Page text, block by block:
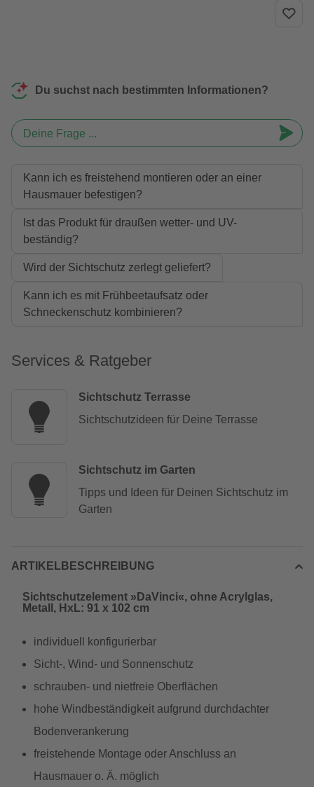
Du suchst nach bestimmten Informationen?
Deine Frage ...
Kann ich es freistehend montieren oder an einer
Hausmauer befestigen?
Ist das Produkt für draußen wetter- und UV-
beständig?
Wird der Sichtschutz zerlegt geliefert?
Kann ich es mit Frühbeetaufsatz oder
Schneckenschutz kombinieren?
Services & Ratgeber
Sichtschutz Terrasse
Sichtschutzideen für Deine Terrasse
Sichtschutz im Garten
Tipps und Ideen für Deinen Sichtschutz im
Garten
ARTIKELBESCHREIBUNG
Sichtschutzelement »DaVinci«, ohne Acrylglas,
Metall, HxL: 91 x 102 cm
individuell konfigurierbar
Sicht-, Wind- und Sonnenschutz
schrauben- und nietfreie Oberflächen
hohe Windbeständigkeit aufgrund durchdachter
Bodenverankerung
freistehende Montage oder Anschluss an
Hausmauer o. Ä. möglich